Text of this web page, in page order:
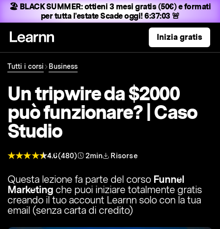
🏖️ BLACK SUMMER:ottieni 3 mesi gratis (50€) e formati
per tutta l'estateScade oggi! 6:37:02 🚨
Inizia gratis
Tutti i corsi Business
Un tripwire da $2000
può funzionare? | Caso
Studio
4.6(480) 2min Risorse
Questa lezione fa parte del corso Funnel
Marketing che puoi iniziare totalmente gratis
creando il tuo account Learnn solo con la tua
email (senza carta di credito)